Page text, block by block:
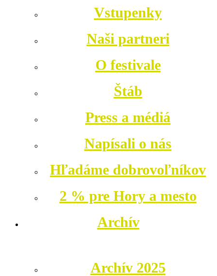
Vstupenky
Naši partneri
O festivale
Štáb
Press a médiá
Napísali o nás
Hľadáme dobrovoľníkov
2 % pre Hory a mesto
Archív
Archív 2025